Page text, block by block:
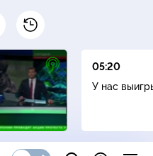
05:20
У нас